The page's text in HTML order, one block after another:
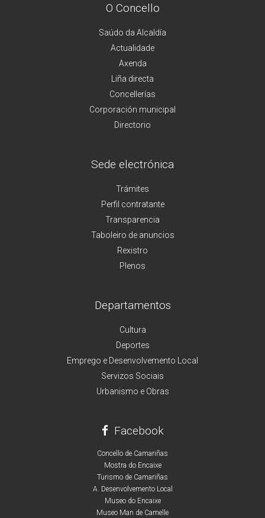
O Concello
Saúdo da Alcaldía
Actualidade
Axenda
Liña directa
Concellerías
Corporación municipal
Directorio
Sede electrónica
Trámites
Perfil contratante
Transparencia
Taboleiro de anuncios
Rexistro
Plenos
Departamentos
Cultura
Deportes
Emprego e Desenvolvemento Local
Servizos Sociais
Urbanismo e Obras
Facebook
Concello de Camariñas
Mostra do Encaixe
Turismo de Camariñas
A. Desenvolvemento Local
Museo do Encaixe
Museo Man de Camelle